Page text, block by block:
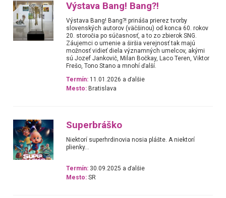
Výstava Bang! Bang?!
Výstava Bang! Bang?! prináša prierez tvorby
slovenských autorov (väčšinou) od konca 60. rokov
20. storočia po súčasnosť, a to zo zbierok SNG.
Záujemci o umenie a širšia verejnosť tak majú
možnosť vidieť diela významných umelcov, akými
sú Jozef Jankovič, Milan Bočkay, Laco Teren, Viktor
Frešo, Tono Stano a mnohí ďalší.
Termín: 11.01.2026 a ďalšie
Mesto: Bratislava
Superbráško
Niektorí superhrdinovia nosia plášte. A niektorí
plienky...
Termín: 30.09.2025 a ďalšie
Mesto: SR